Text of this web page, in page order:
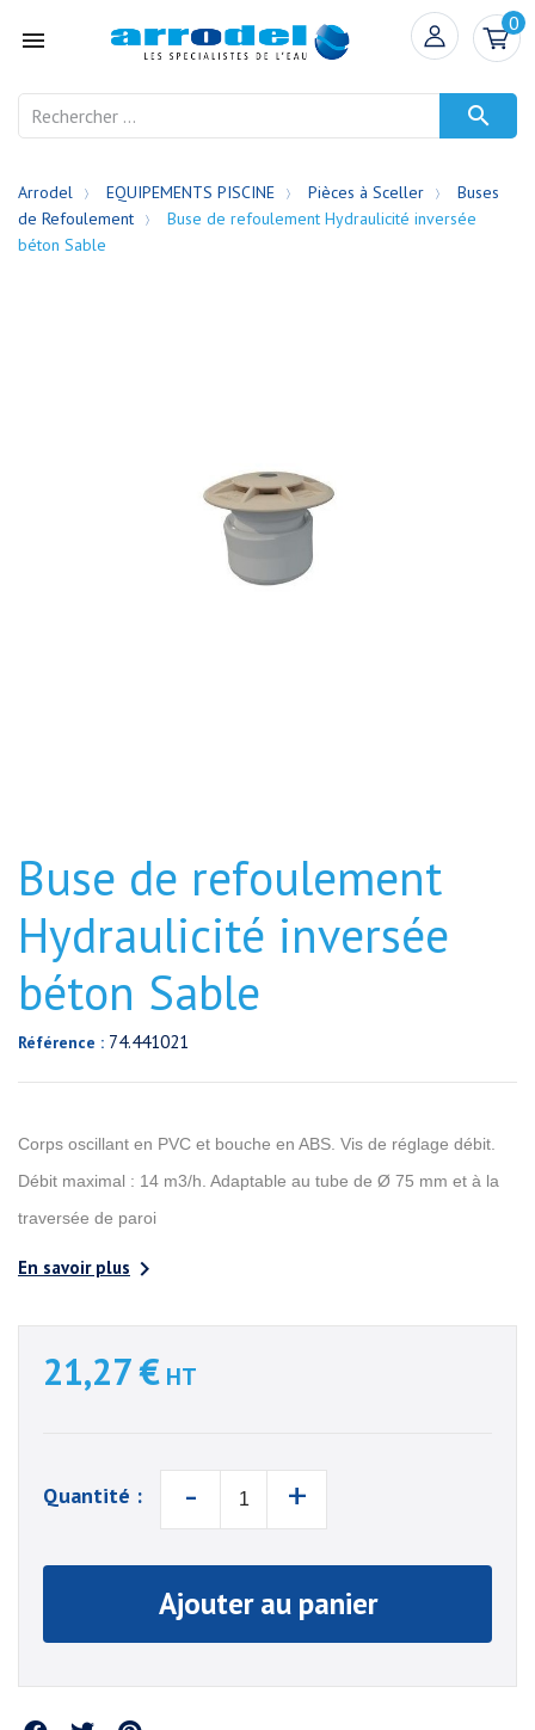

0

Arrodel EQUIPEMENTS PISCINE Pièces à Sceller
Buses
de Refoulement
Buse de refoulement Hydraulicité inversée
béton Sable
Buse de refoulement
Hydraulicité inversée
béton Sable
Référence : 74.441021
Corps oscillant en PVC et bouche en ABS. Vis de réglage débit.
Débit maximal : 14 m3/h. Adaptable au tube de Ø 75 mm et à la
traversée de paroi
En savoir plus 
21,27 € HT
Quantité : - +
Ajouter au panier